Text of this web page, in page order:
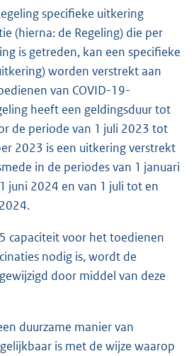
specifieke uitkering
(hierna: de Regeling) die per
is getreden, kan een specifieke
worden verstrekt aan
van COVID-19-
heeft een geldingsduur tot
de periode van 1 juli 2023 tot
2023 is een uitkering verstrekt
in de periodes van 1 januari
juni 2024 en van 1 juli tot en
capaciteit voor het toedienen
nodig is, wordt de
door middel van deze
duurzame manier van
is met de wijze waarop